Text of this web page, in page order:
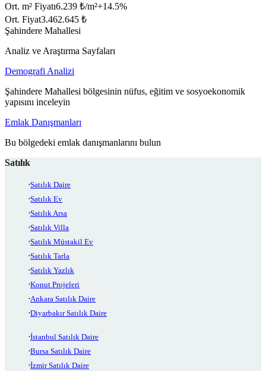
Ort. m² Fiyatı6.239 ₺/m²+14.5%
Ort. Fiyat3.462.645 ₺
Şahindere Mahallesi
Analiz ve Araştırma Sayfaları
Demografi Analizi
Şahindere Mahallesi bölgesinin nüfus, eğitim ve sosyoekonomik
yapısını inceleyin
Emlak Danışmanları
Bu bölgedeki emlak danışmanlarını bulun
Satılık
Satılık Daire
Satılık Ev
Satılık Arsa
Satılık Villa
Satılık Müstakil Ev
Satılık Tarla
Satılık Yazlık
Konut Projeleri
Ankara Satılık Daire
Diyarbakır Satılık Daire
İstanbul Satılık Daire
Bursa Satılık Daire
İzmir Satılık Daire